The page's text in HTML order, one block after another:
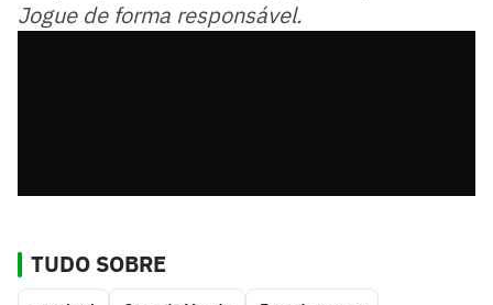
Jogue de forma responsável.
TUDO SOBRE